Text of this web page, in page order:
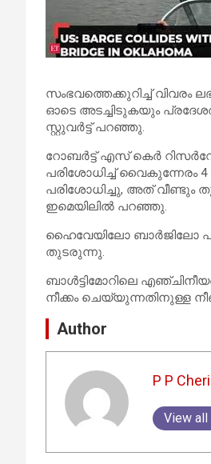
സംഭവത്തെക്കുറിച്ച് വിവരം
ഓടെ അടച്ചിടുകയും
സ്റ്റുവർട്ട് പറഞ്ഞു.
റോബർട്ട് എസ് കെർ
പരിശോധിച്ച് വൈകുന്നേരം
പരിശോധിച്ചു, അത് വീണ്ടും
ഇമെയിലിൽ പറഞ്ഞു.
ഹൈവേയിലോ ബാർജിലോ
തുടരുന്നു.
ബാൾട്ടിമോറിലെ
നീക്കം ചെയ്യുന്നതിനുള്ള
Author
P P
View